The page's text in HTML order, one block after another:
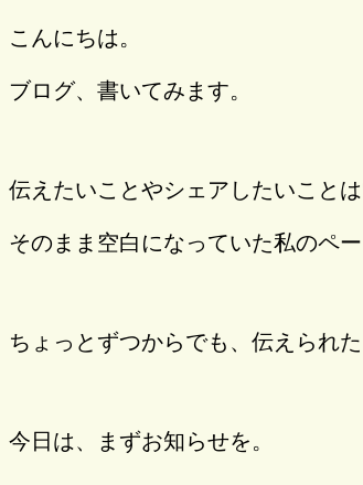
こんにちは。
ブログ、書いてみます。
伝えたいことやシェアしたいこと
そのまま空白になっていた私のペー
ちょっとずつからでも、伝えられ
今日は、まずお知らせを。